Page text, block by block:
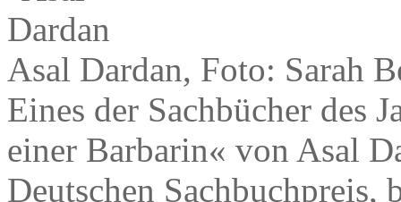
Asal Dardan, Foto: Sarah
Eines der Sachbücher des
einer Barbarin« von Asal
Deutschen